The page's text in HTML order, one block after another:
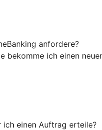
anfordere?
bekomme ich einen
ich einen Auftrag erteile?